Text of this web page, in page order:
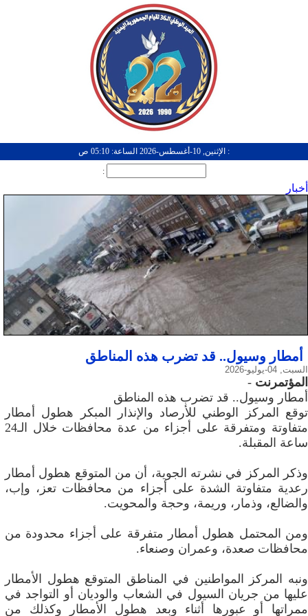
: الإثنين, 10-أغسطس-2026 الساعة: 05:10 ص
:
أخبار
أمطار وسيول.. قد تضرب هذه المناطق
السبت, 04-يوليو-2026
المؤتمرنت -
أمطار وسيول.. قد تضرب هذه المناطق
توقع المركز الوطني للأرصاد والإنذار المبكر هطول أمطار
متفاوتة ومتفرقة على أجزاء من عدة محافظات خلال الـ24
ساعة المقبلة.
وذكر المركز في نشرته الجوية، أن من المتوقع هطول أمطار
رعدية متفاوتة الشدة على أجزاء من محافظات تعز، وإب،
والضالع، وذمار، وريمة، وحجة والمحويت.
ومن المحتمل هطول أمطار متفرقة على أجزاء محدودة من
محافظات صعدة، وعمران وصنعاء.
ونبه المركز المواطنين في المناطق المتوقع هطول الأمطار
عليها من جريان السيول في الشعاب والوديان أو التواجد في
ممراتها أو عبورها أثناء وبعد هطول الأمطار وكذلك من